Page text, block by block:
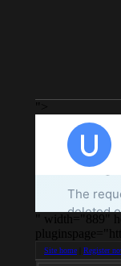
">
" width="889"
Site home Register